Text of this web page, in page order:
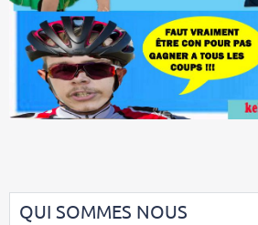
QUI SOMMES NOUS